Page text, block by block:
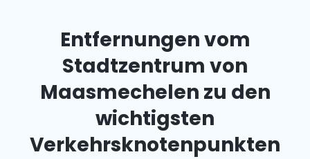
Entfernungen vom
Stadtzentrum von
Maasmechelen zu den
wichtigsten
Verkehrsknotenpunkten